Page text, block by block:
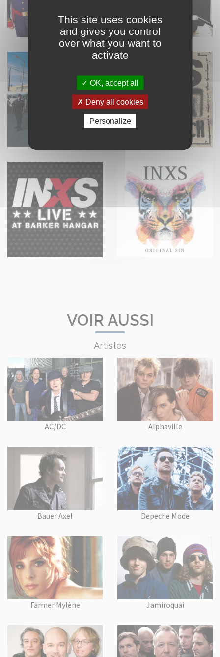
VOIR AUSSI
Artistes
AC/DC Alphaville
Bauer Axel Depeche Mode
Farmer Mylène Jamiroquai
This site uses cookies
and gives you control
over what you want to
activate
OK, accept all
Deny all cookies
Personalize